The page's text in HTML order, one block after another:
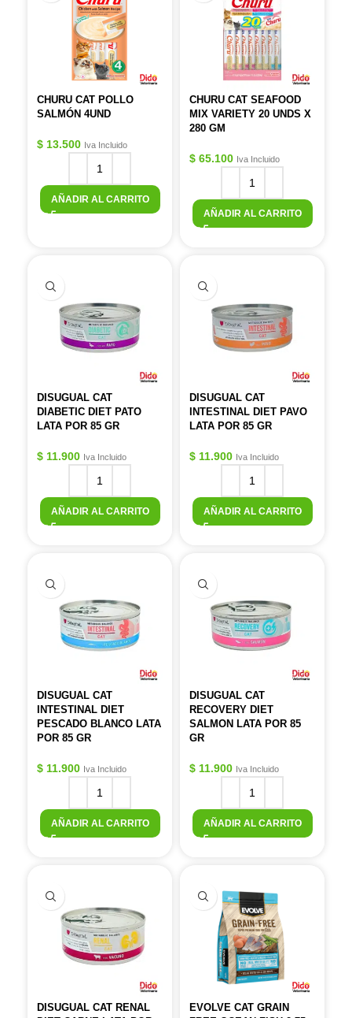
CHURU CAT POLLO
SALMÓN 4UND
$ 13.500 Iva Incluido
AÑADIR AL CARRITO
CHURU CAT SEAFOOD
MIX VARIETY 20 UNDS X
280 GM
$ 65.100 Iva Incluido
AÑADIR AL CARRITO
DISUGUAL CAT
DIABETIC DIET PATO
LATA POR 85 GR
$ 11.900 Iva Incluido
AÑADIR AL CARRITO
DISUGUAL CAT
INTESTINAL DIET PAVO
LATA POR 85 GR
$ 11.900 Iva Incluido
AÑADIR AL CARRITO
DISUGUAL CAT
INTESTINAL DIET
PESCADO BLANCO LATA
POR 85 GR
$ 11.900 Iva Incluido
AÑADIR AL CARRITO
DISUGUAL CAT
RECOVERY DIET
SALMON LATA POR 85
GR
$ 11.900 Iva Incluido
AÑADIR AL CARRITO
DISUGUAL CAT RENAL
EVOLVE CAT GRAIN